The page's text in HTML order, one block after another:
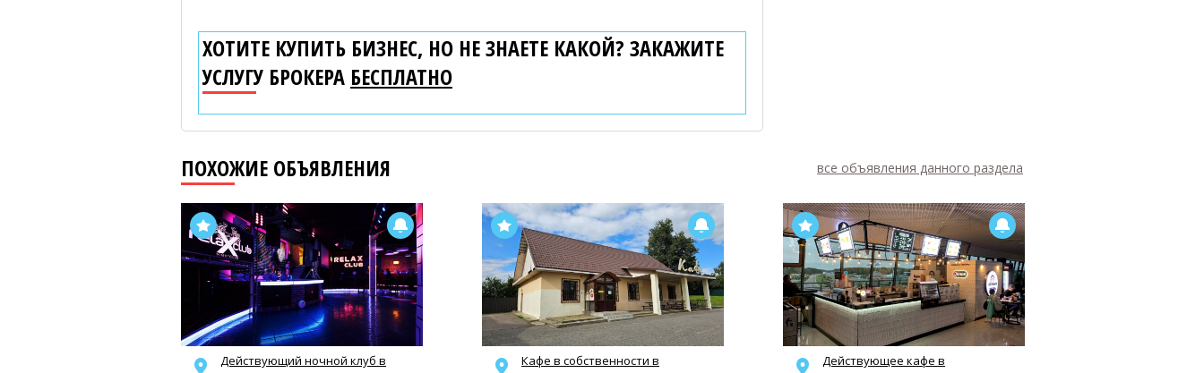
ХОТИТЕ КУПИТЬ БИЗНЕС, НО НЕ ЗНАЕТЕ КАКОЙ? ЗАКАЖИТЕ
УСЛУГУ БРОКЕРА БЕСПЛАТНО
ПОХОЖИЕ ОБЪЯВЛЕНИЯ все объявления данного раздела
Действующий ночной клуб в
Кафе в собственности в
Дейcтвующeе кафе в